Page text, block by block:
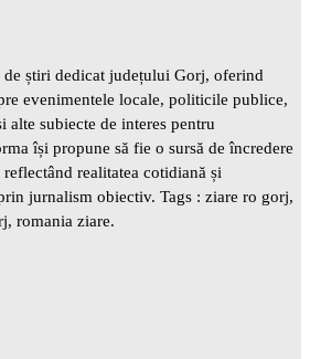
știri dedicat județului Gorj, oferind
evenimentele locale, politicile publice,
alte subiecte de interes pentru
își propune să fie o sursă de încredere
realitatea cotidiană și
jurnalism obiectiv. Tags : ziare ro gorj,
romania ziare.